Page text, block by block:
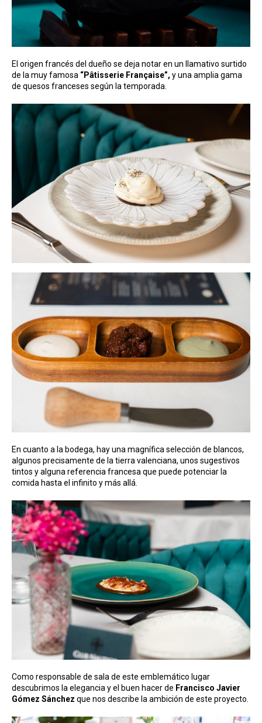
El origen francés del dueño se deja notar en un llamativo surtido
de la muy famosa “Pâtisserie Française”, y una amplia gama
de quesos franceses según la temporada.
En cuanto a la bodega, hay una magnífica selección de blancos,
algunos precisamente de la tierra valenciana, unos sugestivos
tintos y alguna referencia francesa que puede potenciar la
comida hasta el infinito y más allá.
Como responsable de sala de este emblemático lugar
descubrimos la elegancia y el buen hacer de Francisco Javier
Gómez Sánchez que nos describe la ambición de este proyecto.